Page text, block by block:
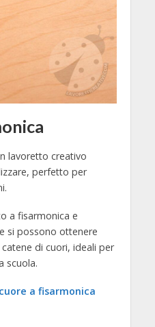
lavoretto creativo
perfetto per
a fisarmonica e
si possono ottenere
di cuori, ideali per
scuola.
cuore a fisarmonica